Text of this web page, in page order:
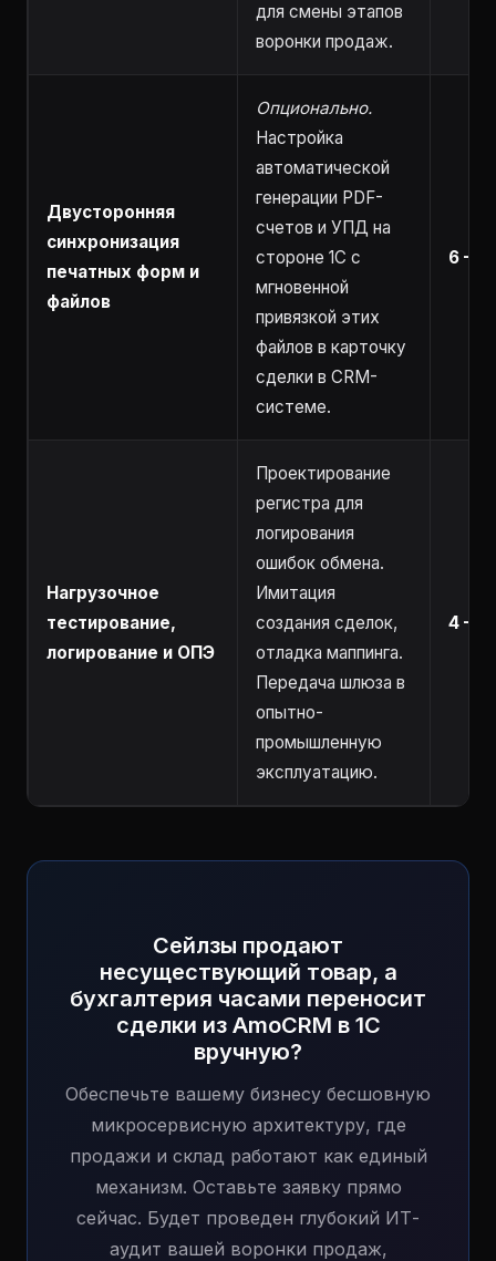
для смены этапов
воронки продаж.
Двусторонняя
синхронизация
печатных форм и
файлов
Опционально.
Настройка
автоматической
генерации PDF-
счетов и УПД на
стороне 1С с
мгновенной
привязкой этих
файлов в карточку
сделки в CRM-
системе.
6 –
Нагрузочное
тестирование,
логирование и ОПЭ
Проектирование
регистра для
логирования
ошибок обмена.
Имитация
создания сделок,
отладка маппинга.
Передача шлюза в
опытно-
промышленную
эксплуатацию.
4 – 8
Сейлзы продают
несуществующий товар, а
бухгалтерия часами переносит
сделки из AmoCRM в 1С
вручную?
Обеспечьте вашему бизнесу бесшовную
микросервисную архитектуру, где
продажи и склад работают как единый
механизм. Оставьте заявку прямо
сейчас. Будет проведен глубокий ИТ-
аудит вашей воронки продаж,